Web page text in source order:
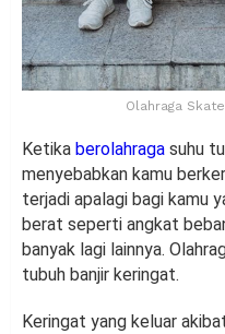
Olahraga
Ketika berolahraga suhu
menyebabkan kamu
terjadi apalagi bagi kamu
berat seperti angkat
banyak lagi lainnya.
tubuh banjir keringat.
Keringat yang keluar